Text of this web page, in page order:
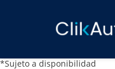
*Sujeto a disponibilidad